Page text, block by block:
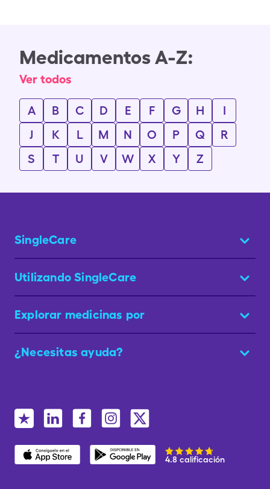
Medicamentos A-Z:
Ver todos
A B C D E F G H
I
J
K L M N O P Q
R
S
T U V W X Y Z
SingleCare
Utilizando SingleCare
Explorar medicinas por
¿Necesitas ayuda?
4.8 calificación